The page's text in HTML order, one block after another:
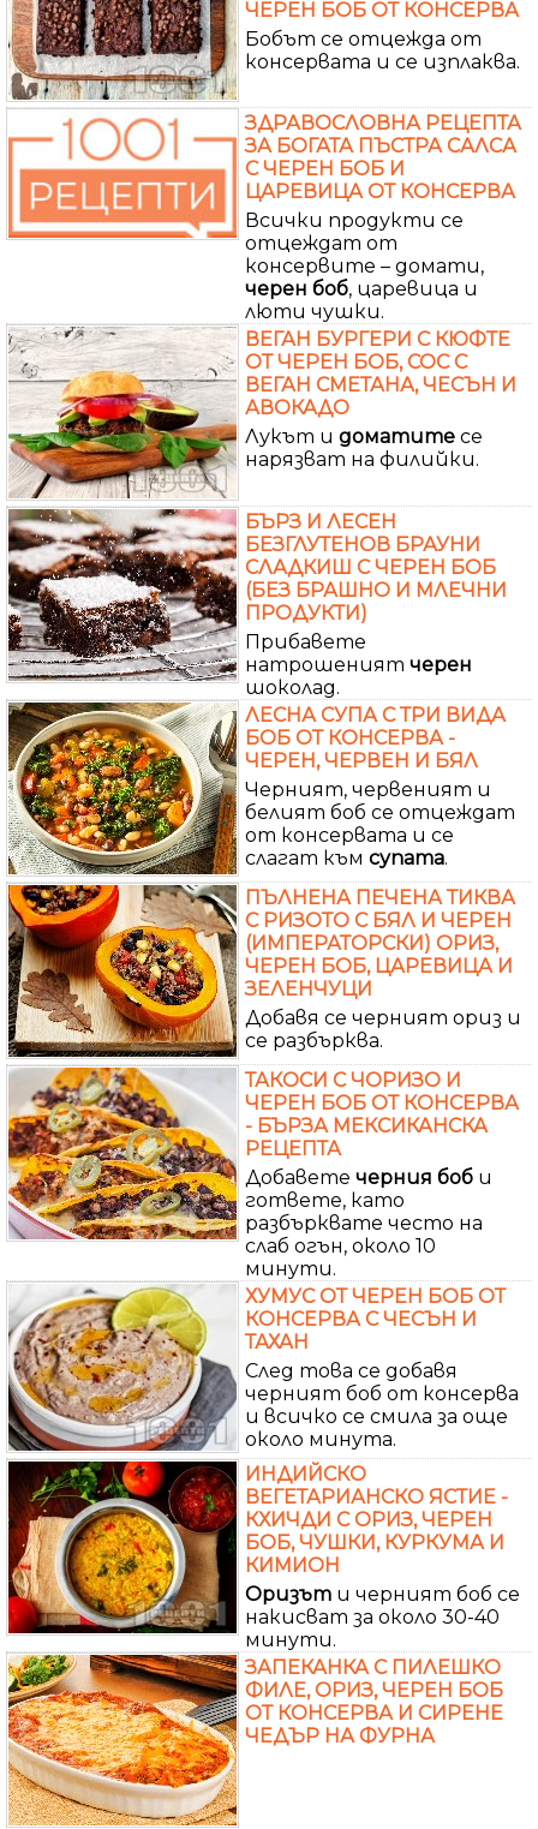
ЧЕРЕН БОБ ОТ КОНСЕРВА
Бобът се отцежда от
консервата и се изплаква.
ЗДРАВОСЛОВНА РЕЦЕПТА
ЗА БОГАТА ПЪСТРА САЛСА
С ЧЕРЕН БОБ И
ЦАРЕВИЦА ОТ КОНСЕРВА
Всички продукти се
отцеждат от
консервите – домати,
черен боб, царевица и
люти чушки.
ВЕГАН БУРГЕРИ С КЮФТЕ
ОТ ЧЕРЕН БОБ, СОС С
ВЕГАН СМЕТАНА, ЧЕСЪН И
АВОКАДО
Лукът и доматите се
нарязват на филийки.
БЪРЗ И ЛЕСЕН
БЕЗГЛУТЕНОВ БРАУНИ
СЛАДКИШ С ЧЕРЕН БОБ
(БЕЗ БРАШНО И МЛЕЧНИ
ПРОДУКТИ)
Прибавете
натрошеният черен
шоколад.
ЛЕСНА СУПА С ТРИ ВИДА
БОБ ОТ КОНСЕРВА -
ЧЕРЕН, ЧЕРВЕН И БЯЛ
Черният, червеният и
белият боб се отцеждат
от консервата и се
слагат към супата.
ПЪЛНЕНА ПЕЧЕНА ТИКВА
С РИЗОТО С БЯЛ И ЧЕРЕН
(ИМПЕРАТОРСКИ) ОРИЗ,
ЧЕРЕН БОБ, ЦАРЕВИЦА И
ЗЕЛЕНЧУЦИ
Добавя се черният ориз и
се разбърква.
ТАКОСИ С ЧОРИЗО И
ЧЕРЕН БОБ ОТ КОНСЕРВА
- БЪРЗА МЕКСИКАНСКА
РЕЦЕПТА
Добавете черния боб и
гответе, като
разбърквате често на
слаб огън, около 10
минути.
ХУМУС ОТ ЧЕРЕН БОБ ОТ
КОНСЕРВА С ЧЕСЪН И
ТАХАН
След това се добавя
черният боб от консерва
и всичко се смила за още
около минута.
ИНДИЙСКО
ВЕГЕТАРИАНСКО ЯСТИЕ -
КХИЧДИ С ОРИЗ, ЧЕРЕН
БОБ, ЧУШКИ, КУРКУМА И
КИМИОН
Оризът и черният боб се
накисват за около 30-40
минути.
ЗАПЕКАНКА С ПИЛЕШКО
ФИЛЕ, ОРИЗ, ЧЕРЕН БОБ
ОТ КОНСЕРВА И СИРЕНЕ
ЧЕДЪР НА ФУРНА